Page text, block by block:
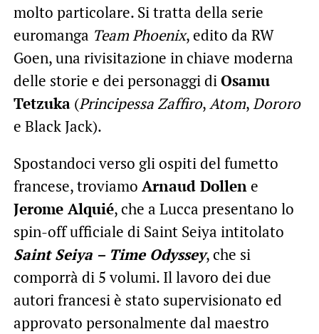
molto particolare. Si tratta della serie
euromanga Team Phoenix, edito da RW
Goen, una rivisitazione in chiave moderna
delle storie e dei personaggi diOsamu
Tetzuka(Principessa Zaffiro,Atom,Dororo
e Black Jack).
Spostandoci verso gli ospiti del fumetto
francese, troviamo Arnaud Dollene
Jerome Alquié, che a Lucca presentano lo
spin-off ufficiale di Saint Seiya intitolato
Saint Seiya – Time Odyssey, che si
comporrà di 5 volumi. Il lavoro dei due
autori francesi è stato supervisionato ed
approvato personalmente dal maestro